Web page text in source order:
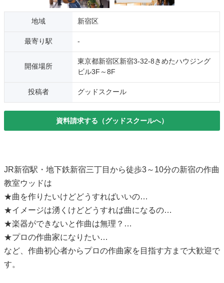
地域 新宿区
最寄り駅 -
開催場所
東京都新宿区新宿3-32-8きめたハウジング
ビル3F～8F
投稿者 グッドスクール
資料請求する（グッドスクールへ）
JR新宿駅・地下鉄新宿三丁目から徒歩3～10分の新宿の作曲
教室ウッドは
★曲を作りたいけどどうすればいいの…
★イメージは湧くけどどうすれば曲になるの…
★楽器ができないと作曲は無理？…
★プロの作曲家になりたい…
など、作曲初心者からプロの作曲家を目指す方まで大歓迎で
す。